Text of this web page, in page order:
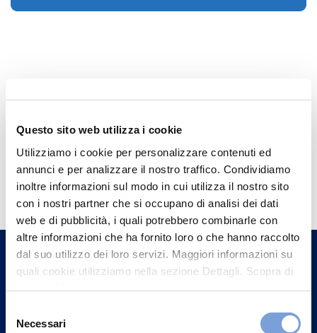
Questo sito web utilizza i cookie
Utilizziamo i cookie per personalizzare contenuti ed
annunci e per analizzare il nostro traffico. Condividiamo
inoltre informazioni sul modo in cui utilizza il nostro sito
con i nostri partner che si occupano di analisi dei dati
web e di pubblicità, i quali potrebbero combinarle con
altre informazioni che ha fornito loro o che hanno raccolto
dal suo utilizzo dei loro servizi. Maggiori informazioni su
quali cookie utilizziamo nella sezione Dettagli. Scopra di
più su chi siamo, come può contattarci e come trattiamo i
può trovare nel footer del sito nella sezione "Informativa
delNecessari
Hai bisogno di
informazioni?
Trova l'Agenzia più vicina a te e parla con
un nostro Agente.
Contattaci